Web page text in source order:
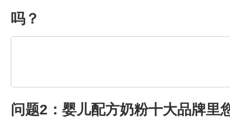
吗？
问题2：婴儿配方奶粉十大品牌里